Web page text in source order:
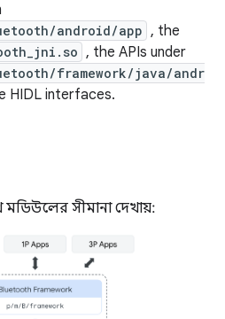
android/app , the
, the APIs under
framework/java/andr
HIDL interfaces.
মডিউলের সীমানা দেখায়: